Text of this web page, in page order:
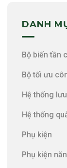
DANH
Bộ biến tần
Bộ tối ưu
Hệ thống
Hệ thống
Phụ kiện
Phụ kiện